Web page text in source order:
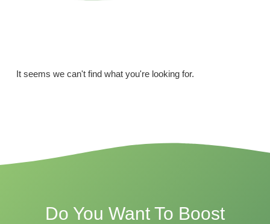
It seems we can't find what you're looking for.
Do You Want To Boost